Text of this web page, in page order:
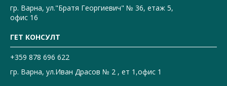
гр. Варна, ул."Братя Георгиевич" № 36, етаж 5,
офис 16
ГЕТ КОНСУЛТ
+359 878 696 622
гр. Варна, ул.Иван Драсов № 2 , ет 1,офис 1